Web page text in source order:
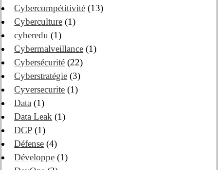
Cybercompétitivité (13)
Cyberculture (1)
cyberedu (1)
Cybermalveillance (1)
Cybersécurité (22)
Cyberstratégie (3)
Cyversecurite (1)
Data (1)
Data Leak (1)
DCP (1)
Défense (4)
Développe (1)